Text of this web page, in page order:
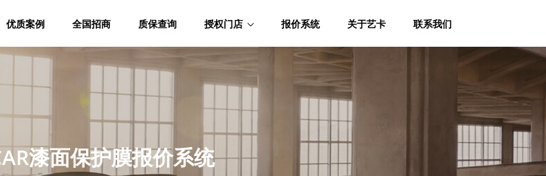
优质案例 全国招商 质保查询 授权门店 报价系统 关于艺卡 联系我们
漆面保护膜报价系统